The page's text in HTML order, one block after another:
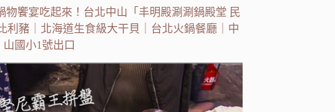
物饗宴吃起來！台北中山「丰明殿涮涮鍋殿堂 民
利豬｜北海道生食級大干貝｜台北火鍋餐廳｜中
山國小1號出口